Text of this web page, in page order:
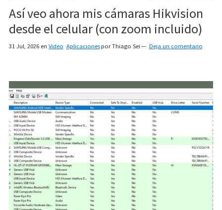
Así veo ahora mis cámaras Hikvision
desde el celular (con zoom incluido)
31 Jul, 2026 en Video AplicacionesporThiago Sei Deja un comentario